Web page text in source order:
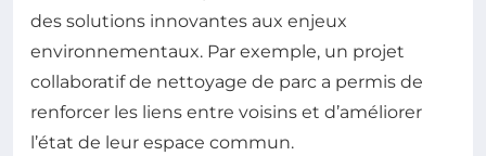
des solutions innovantes aux enjeux
environnementaux. Par exemple, un projet
collaboratif de nettoyage de parc a permis de
renforcer les liens entre voisins et d’améliorer
l’état de leur espace commun.